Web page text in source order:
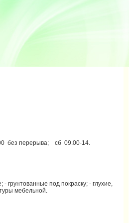
без перерыва; сб 09.00-14.
под покраску; - глухие,
мебельной.